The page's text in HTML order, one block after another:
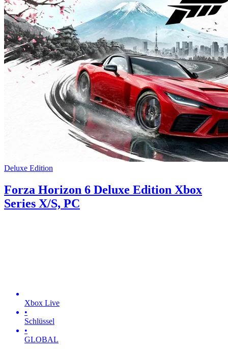
Deluxe Edition
Forza Horizon 6 Deluxe Edition Xbox
Series X/S, PC
Xbox Live
•
Schlüssel
•
GLOBAL